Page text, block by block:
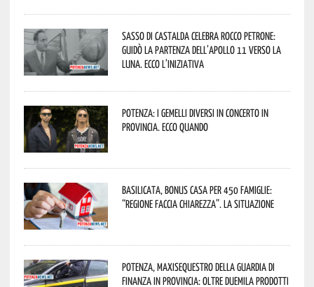
Sasso di Castalda celebra Rocco Petrone:
guidò la partenza dell’Apollo 11 verso la
Luna. Ecco l’iniziativa
Potenza: i Gemelli DiVersi in concerto in
provincia. Ecco quando
Basilicata, Bonus casa per 450 famiglie:
“Regione faccia chiarezza”. La situazione
Potenza, maxisequestro della Guardia di
Finanza in provincia: oltre duemila prodotti